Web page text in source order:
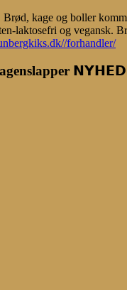
kage og boller
laktosefri og vegansk.
forhandler/
𝗡𝗬𝗛𝗘𝗗